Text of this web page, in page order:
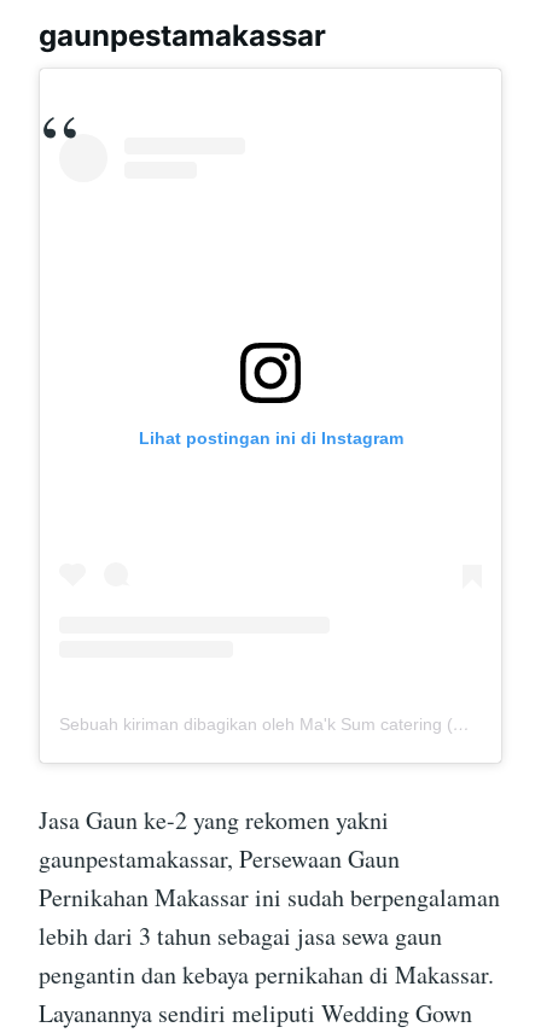
gaunpestamakassar
Lihat postingan ini di Instagram
Sebuah kiriman dibagikan oleh Ma'k Sum catering (@mak_sumcatering)
Jasa Gaun ke-2 yang rekomen yakni
gaunpestamakassar, Persewaan Gaun
Pernikahan Makassar ini sudah berpengalaman
lebih dari 3 tahun sebagai jasa sewa gaun
pengantin dan kebaya pernikahan di Makassar.
Layanannya sendiri meliputi Wedding Gown